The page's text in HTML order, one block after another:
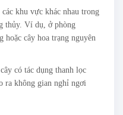
khu vực khác nhau trong
thủy. Ví dụ, ở phòng
hoặc cây hoa trạng nguyên
có tác dụng thanh lọc
ra không gian nghỉ ngơi